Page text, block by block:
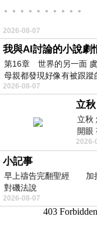
。。。。。。。。。。
2026-08-07
我與AI討論的小說劇
第16章 世界的另一面
母親都發現好像有被跟蹤
2026-08-07
立秋
立秋
開眼
望 風
2026-
小記事
早上禱告完翻聖經 加
對磯法說
2026-08-07